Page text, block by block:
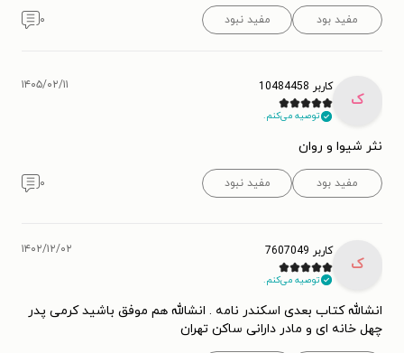
مفید بود مفید نبود ۰
ک
کاربر 10484458
توصیه می‌کنم.
۱۴۰۵/۰۲/۱۱
نثر شیوا و روان
مفید بود مفید نبود ۰
ک
کاربر 7607049
توصیه می‌کنم.
۱۴۰۲/۱۲/۰۲
انشالله کتاب بعدی اسکندر نامه . انشالله هم موفق باشید کرمی پدر
چهل خانه ای و مادر دارانی ساکن تهران